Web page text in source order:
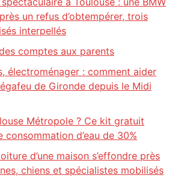
un refus d’obtempérer, trois
interpellés
comptes aux parents
électroménager : comment aider
de Gironde depuis le Midi
Métropole ? Ce kit gratuit
d’eau de 30%
d’une maison s’effondre près
chiens et spécialistes mobilisés